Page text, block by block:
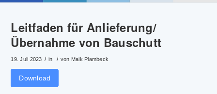
Leitfaden für Anlieferung/
Übernahme von Bauschutt
19. Juli 2023 / in / von Maik Plambeck
Download